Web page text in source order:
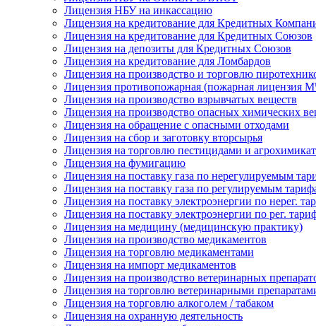
Лицензия НБУ на инкассацию
Лицензия на кредитование для Кредитных
Лицензия на кредитование для Кредитных Союзов
Лицензия на депозиты для Кредитных Союзов
Лицензия на кредитование для Ломбардов
Лицензия на производство и торговлю
Лицензия противопожарная (пожарная лицензия
Лицензия на производство взрывчатых веществ
Лицензия на производство опасных химических
Лицензия на обращение с опасными отходами
Лицензия на сбор и заготовку вторсырья
Лицензия на торговлю пестицидами и
Лицензия на фумигацию
Лицензия на поставку газа по нерегулируемым
Лицензия на поставку газа по регулируемым
Лицензия на поставку электроэнергии по нерег.
Лицензия на поставку электроэнергии по рег.
Лицензия на медицину (медицинскую практику)
Лицензия на производство медикаментов
Лицензия на торговлю медикаментами
Лицензия на импорт медикаментов
Лицензия на производство ветеринарных
Лицензия на торговлю ветеринарными
Лицензия на торговлю алкоголем / табаком
Лицензия на охранную деятельность